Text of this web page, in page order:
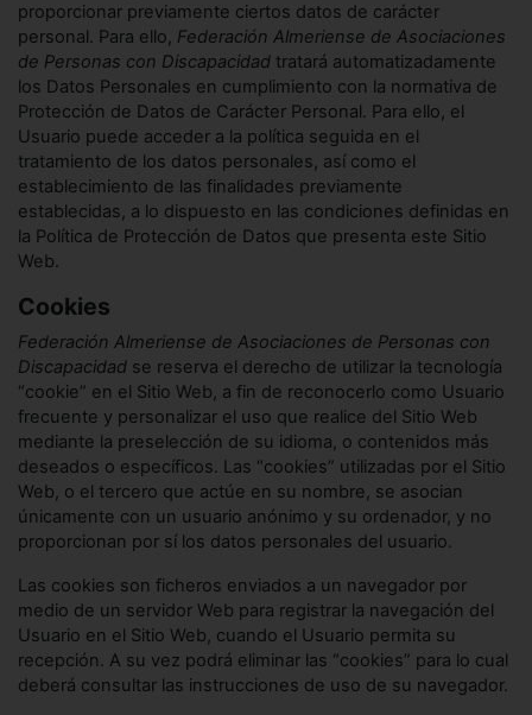
proporcionar previamente ciertos datos de carácter
personal. Para ello, Federación Almeriense de Asociaciones
de Personas con Discapacidad tratará automatizadamente
los Datos Personales en cumplimiento con la normativa de
Protección de Datos de Carácter Personal. Para ello, el
Usuario puede acceder a la política seguida en el
tratamiento de los datos personales, así como el
establecimiento de las finalidades previamente
establecidas, a lo dispuesto en las condiciones definidas en
la Política de Protección de Datos que presenta este Sitio
Web.
Cookies
Federación Almeriense de Asociaciones de Personas con
Discapacidad se reserva el derecho de utilizar la tecnología
“cookie” en el Sitio Web, a fin de reconocerlo como Usuario
frecuente y personalizar el uso que realice del Sitio Web
mediante la preselección de su idioma, o contenidos más
deseados o específicos. Las “cookies” utilizadas por el Sitio
Web, o el tercero que actúe en su nombre, se asocian
únicamente con un usuario anónimo y su ordenador, y no
proporcionan por sí los datos personales del usuario.
Las cookies son ficheros enviados a un navegador por
medio de un servidor Web para registrar la navegación del
Usuario en el Sitio Web, cuando el Usuario permita su
recepción. A su vez podrá eliminar las “cookies” para lo cual
deberá consultar las instrucciones de uso de su navegador.